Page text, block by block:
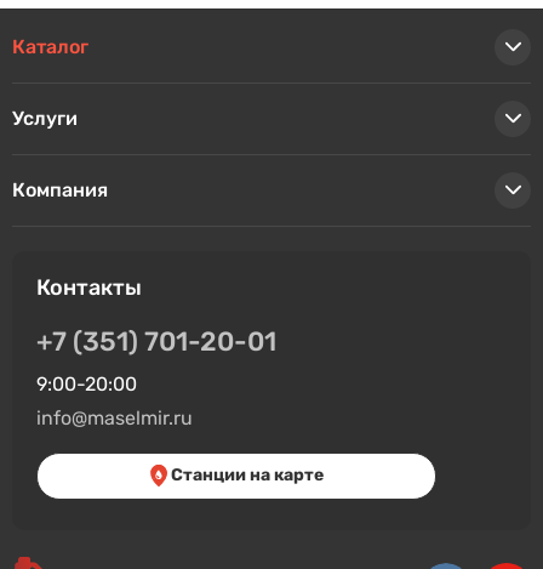
Каталог
Услуги
Компания
Контакты
+7 (351) 701-20-01
9:00-20:00
info@maselmir.ru
Станции на карте